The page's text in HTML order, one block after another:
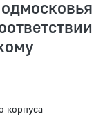
корпуса